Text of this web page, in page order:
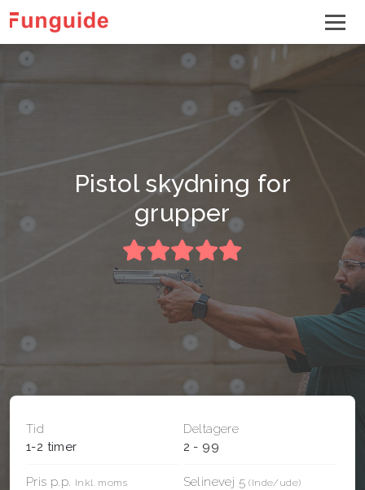
Pistol skydning for
grupper
Tid
1-2 timer
Deltagere
2 - 99
Pris p.p. Inkl. moms Selinevej 5(Inde/ude)